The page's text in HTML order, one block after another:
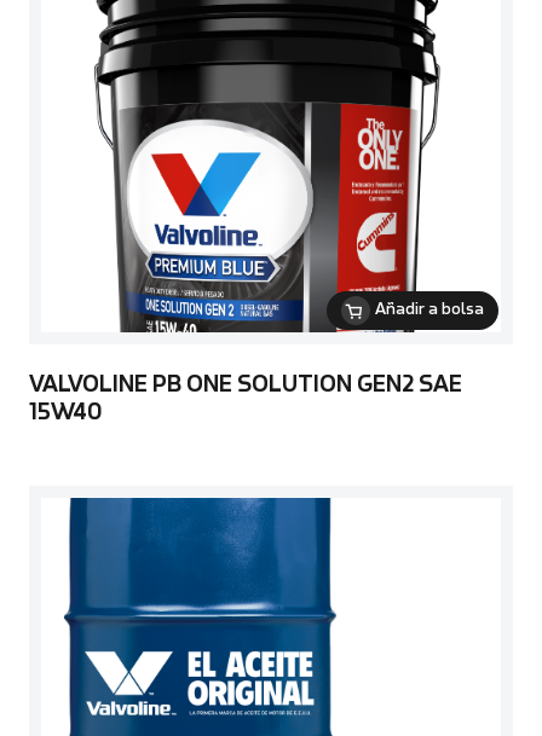
Añadir a bolsa
VALVOLINE PB ONE SOLUTION GEN2 SAE
15W40